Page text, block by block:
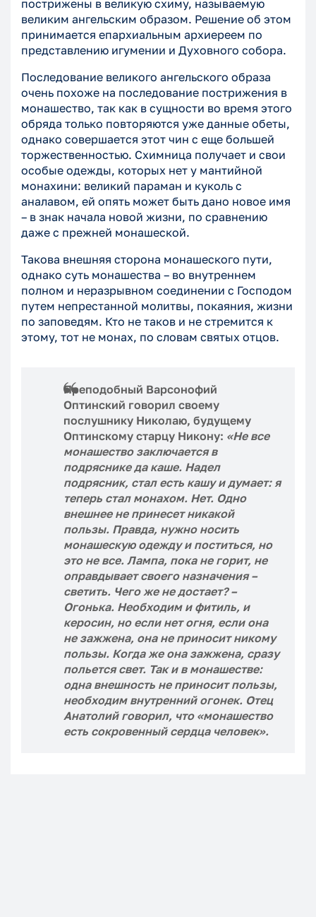
пострижены в великую схиму, называемую
великим ангельским образом. Решение об этом
принимается епархиальным архиереем по
представлению игумении и Духовного собора.
Последование великого ангельского образа
очень похоже на последование пострижения в
монашество, так как в сущности во время этого
обряда только повторяются уже данные обеты,
однако совершается этот чин с еще большей
торжественностью. Схимница получает и свои
особые одежды, которых нет у мантийной
монахини: великий параман и куколь с
аналавом, ей опять может быть дано новое имя
– в знак начала новой жизни, по сравнению
даже с прежней монашеской.
Такова внешняя сторона монашеского пути,
однако суть монашества – во внутреннем
полном и неразрывном соединении с Господом
путем непрестанной молитвы, покаяния, жизни
по заповедям. Кто не таков и не стремится к
этому, тот не монах, по словам святых отцов.
Преподобный Варсонофий
Оптинский говорил своему
послушнику Николаю, будущему
Оптинскому старцу Никону: «Не все
монашество заключается в
подряснике да каше. Надел
подрясник, стал есть кашу и думает: я
теперь стал монахом. Нет. Одно
внешнее не принесет никакой
пользы. Правда, нужно носить
монашескую одежду и поститься, но
это не все. Лампа, пока не горит, не
оправдывает своего назначения –
светить. Чего же не достает? –
Огонька. Необходим и фитиль, и
керосин, но если нет огня, если она
не зажжена, она не приносит никому
пользы. Когда же она зажжена, сразу
польется свет. Так и в монашестве:
одна внешность не приносит пользы,
необходим внутренний огонек. Отец
Анатолий говорил, что «монашество
есть сокровенный сердца человек».